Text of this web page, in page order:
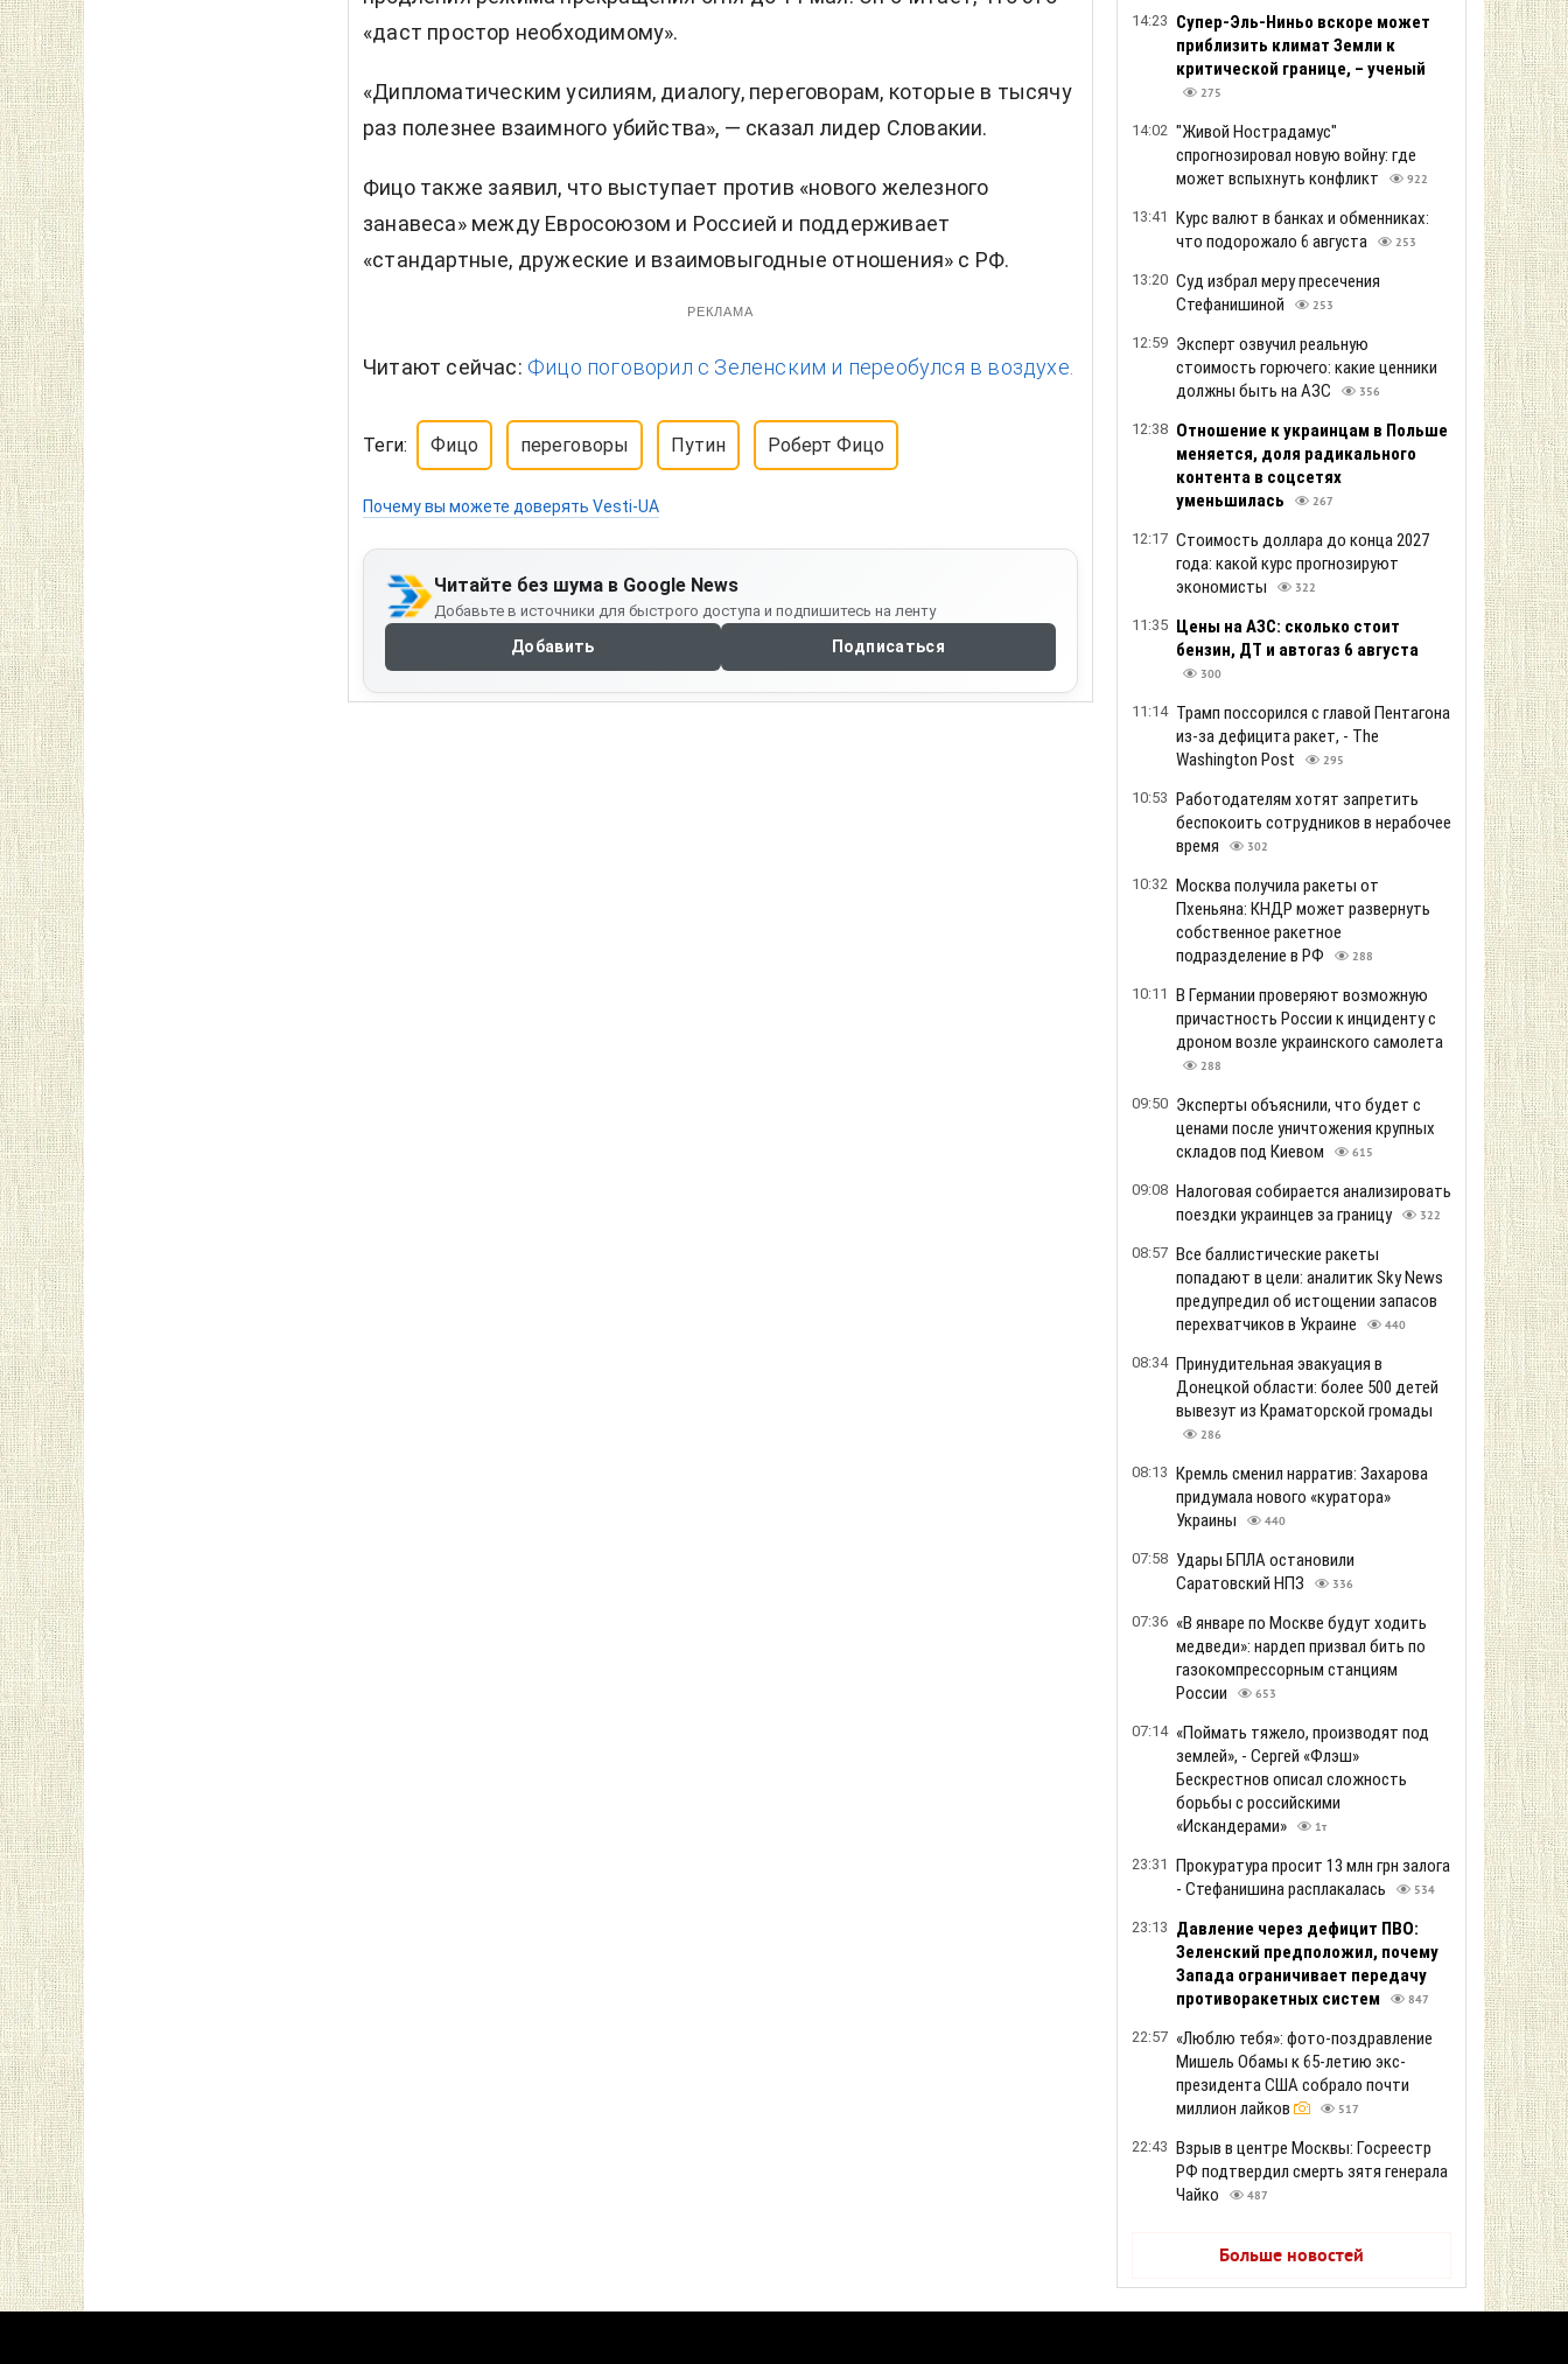
«даст простор необходимому».
«Дипломатическим усилиям, диалогу, переговорам, которые в тысячу
раз полезнее взаимного убийства», — сказал лидер Словакии.
Фицо также заявил, что выступает против «нового железного
занавеса» между Евросоюзом и Россией и поддерживает
«стандартные, дружеские и взаимовыгодные отношения» с РФ.
РЕКЛАМА
Читают сейчас: Фицо поговорил с Зеленским и переобулся в воздухе.
Теги: Фицо переговоры Путин Роберт Фицо
Почему вы можете доверять Vesti-UA
Читайте без шума в Google News
Добавьте в источники для быстрого доступа и подпишитесь на ленту
Добавить Подписаться
14:23 Супер-Эль-Ниньо вскоре может
приблизить климат Земли к
критической границе, – ученый
275
14:02 "Живой Нострадамус"
спрогнозировал новую войну: где
может вспыхнуть конфликт
922
13:41 Курс валют в банках и обменниках:
что подорожало 6 августа
253
13:20 Суд избрал меру пресечения
Стефанишиной
253
12:59 Эксперт озвучил реальную
стоимость горючего: какие ценники
должны быть на АЗС
356
12:38 Отношение к украинцам в Польше
меняется, доля радикального
контента в соцсетях
уменьшилась
267
12:17 Стоимость доллара до конца 2027
года: какой курс прогнозируют
экономисты
322
11:35 Цены на АЗС: сколько стоит
бензин, ДТ и автогаз 6 августа
300
11:14 Трамп поссорился с главой Пентагона
из-за дефицита ракет, - The
Washington Post
295
10:53 Работодателям хотят запретить
беспокоить сотрудников в нерабочее
время
302
10:32 Москва получила ракеты от
Пхеньяна: КНДР может развернуть
собственное ракетное
подразделение в РФ
288
10:11 В Германии проверяют возможную
причастность России к инциденту с
дроном возле украинского самолета
288
09:50 Эксперты объяснили, что будет с
ценами после уничтожения крупных
складов под Киевом
615
09:08 Налоговая собирается анализировать
поездки украинцев за границу
322
08:57 Все баллистические ракеты
попадают в цели: аналитик Sky News
предупредил об истощении запасов
перехватчиков в Украине
440
08:34 Принудительная эвакуация в
Донецкой области: более 500 детей
вывезут из Краматорской громады
286
08:13 Кремль сменил нарратив: Захарова
придумала нового «куратора»
Украины
440
07:58 Удары БПЛА остановили
Саратовский НПЗ
336
07:36 «В январе по Москве будут ходить
медведи»: нардеп призвал бить по
газокомпрессорным станциям
России
653
07:14 «Поймать тяжело, производят под
землей», - Сергей «Флэш»
Бескрестнов описал сложность
борьбы с российскими
«Искандерами»
1т
23:31 Прокуратура просит 13 млн грн залога
- Стефанишина расплакалась
534
23:13 Давление через дефицит ПВО:
Зеленский предположил, почему
Запада ограничивает передачу
противоракетных систем
847
22:57 «Люблю тебя»: фото-поздравление
Мишель Обамы к 65-летию экс-
президента США собрало почти
миллион лайков
517
22:43 Взрыв в центре Москвы: Госреестр
РФ подтвердил смерть зятя генерала
Чайко
487
Больше новостей